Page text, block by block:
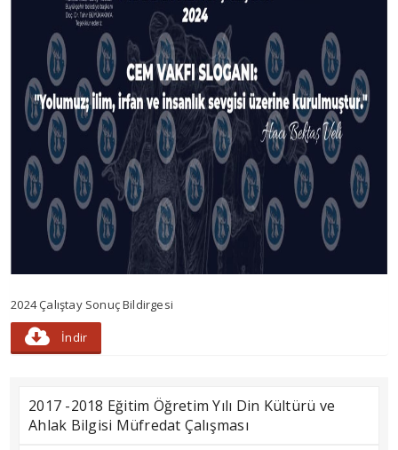
2024 Çalıştay Sonuç Bildirgesi
İndir
2017 -2018 Eğitim Öğretim Yılı Din Kültürü ve
Ahlak Bilgisi Müfredat Çalışması